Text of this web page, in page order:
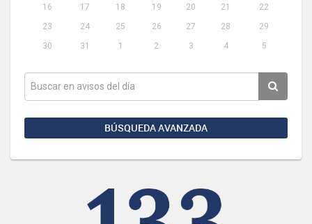
16
17 18 19 20 21
22
23
24 25 26 27 28
29
30
31 1 2 3 4 5
BÚSQUEDA AVANZADA